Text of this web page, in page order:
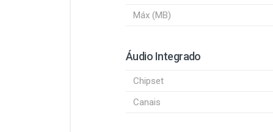
Máx (MB)
Áudio Integrado
Chipset
Canais